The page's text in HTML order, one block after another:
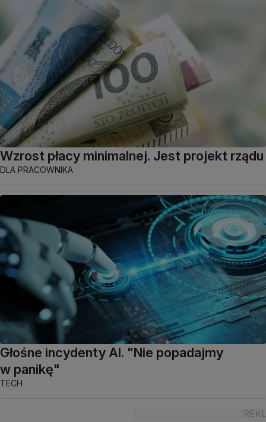
Wzrost płacy minimalnej. Jest projekt rządu
DLA PRACOWNIKA
Głośne incydenty AI. "Nie popadajmy
w panikę"
TECH